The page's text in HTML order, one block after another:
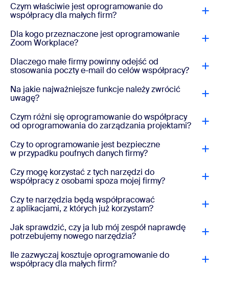
Czym właściwie jest oprogramowanie do
współpracy dla małych firm?
Dla kogo przeznaczone jest oprogramowanie
Zoom Workplace?
Dlaczego małe firmy powinny odejść od
stosowania poczty e-mail do celów współpracy?
Na jakie najważniejsze funkcje należy zwrócić
uwagę?
Czym różni się oprogramowanie do współpracy
od oprogramowania do zarządzania projektami?
Czy to oprogramowanie jest bezpieczne
w przypadku poufnych danych firmy?
Czy mogę korzystać z tych narzędzi do
współpracy z osobami spoza mojej firmy?
Czy te narzędzia będą współpracować
z aplikacjami, z których już korzystam?
Jak sprawdzić, czy ja lub mój zespół naprawdę
potrzebujemy nowego narzędzia?
Ile zazwyczaj kosztuje oprogramowanie do
współpracy dla małych firm?